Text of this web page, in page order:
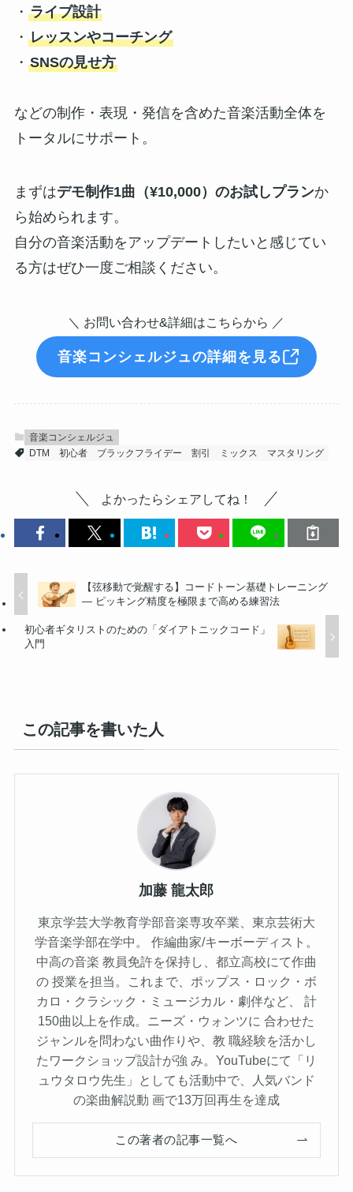
・ ライブ設計
・ レッスンやコーチング
・ SNSの見せ方
などの制作・表現・発信を含めた音楽活動全体を
トータルにサポート。
まずはデモ制作1曲（¥10,000）のお試しプランか
ら始められます。
自分の音楽活動をアップデートしたいと感じてい
る方はぜひ一度ご相談ください。
＼ お問い合わせ&詳細はこちらから ／
音楽コンシェルジュの詳細を見る
音楽コンシェルジュ
DTM
初心者 ブラックフライデー 割引 ミックス マスタリング
よかったらシェアしてね！
【弦移動で覚醒する】コードトーン基礎トレーニング
― ピッキング精度を極限まで高める練習法
初心者ギタリストのための「ダイアトニックコード」
入門
この記事を書いた人
加藤 龍太郎
東京学芸大学教育学部音楽専攻卒業、東京芸術大
学音楽学部在学中。 作編曲家/キーボーディスト。
中高の音楽 教員免許を保持し、都立高校にて作曲
の 授業を担当。これまで、ポップス・ロック・ボ
カロ・クラシック・ミュージカル・劇伴など、 計
150曲以上を作成。ニーズ・ウォンツに 合わせた
ジャンルを問わない曲作りや、教 職経験を活かし
たワークショップ設計が強 み。YouTubeにて「リ
ュウタロウ先生」としても活動中で、人気バンド
の楽曲解説動 画で13万回再生を達成
この著者の記事一覧へ